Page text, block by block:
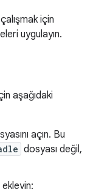
için
uygulayın.
aşağıdaki
açın. Bu
dosyası değil,
ekleyin: